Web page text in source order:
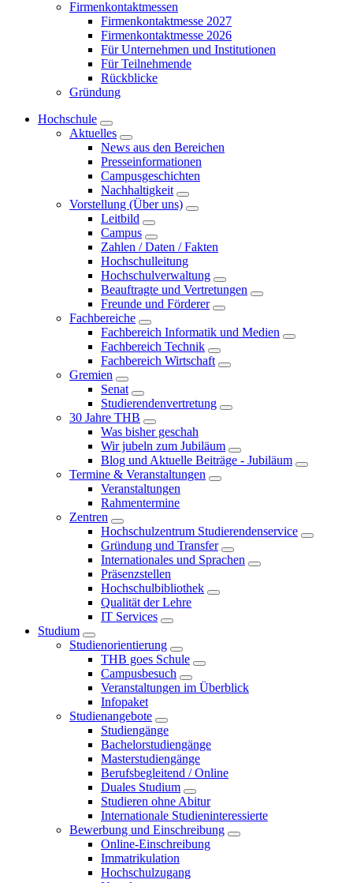
Firmenkontaktmessen
Firmenkontaktmesse 2027
Firmenkontaktmesse 2026
Für Unternehmen und Institutionen
Für Teilnehmende
Rückblicke
Gründung
Hochschule
Aktuelles
News aus den Bereichen
Presseinformationen
Campusgeschichten
Nachhaltigkeit
Vorstellung (Über uns)
Leitbild
Campus
Zahlen / Daten / Fakten
Hochschulleitung
Hochschulverwaltung
Beauftragte und Vertretungen
Freunde und Förderer
Fachbereiche
Fachbereich Informatik und Medien
Fachbereich Technik
Fachbereich Wirtschaft
Gremien
Senat
Studierendenvertretung
30 Jahre THB
Was bisher geschah
Wir jubeln zum Jubiläum
Blog und Aktuelle Beiträge - Jubiläum
Termine & Veranstaltungen
Veranstaltungen
Rahmentermine
Zentren
Hochschulzentrum Studierendenservice
Gründung und Transfer
Internationales und Sprachen
Präsenzstellen
Hochschulbibliothek
Qualität der Lehre
IT Services
Studium
Studienorientierung
THB goes Schule
Campusbesuch
Veranstaltungen im Überblick
Infopaket
Studienangebote
Studiengänge
Bachelorstudiengänge
Masterstudiengänge
Berufsbegleitend / Online
Duales Studium
Studieren ohne Abitur
Internationale Studieninteressierte
Bewerbung und Einschreibung
Online-Einschreibung
Immatrikulation
Hochschulzugang